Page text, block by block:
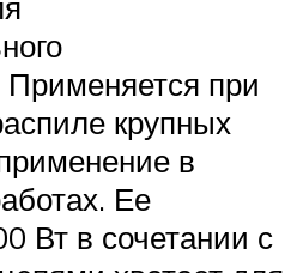
Применяется при
крупных
в
Ее
Вт в сочетании с